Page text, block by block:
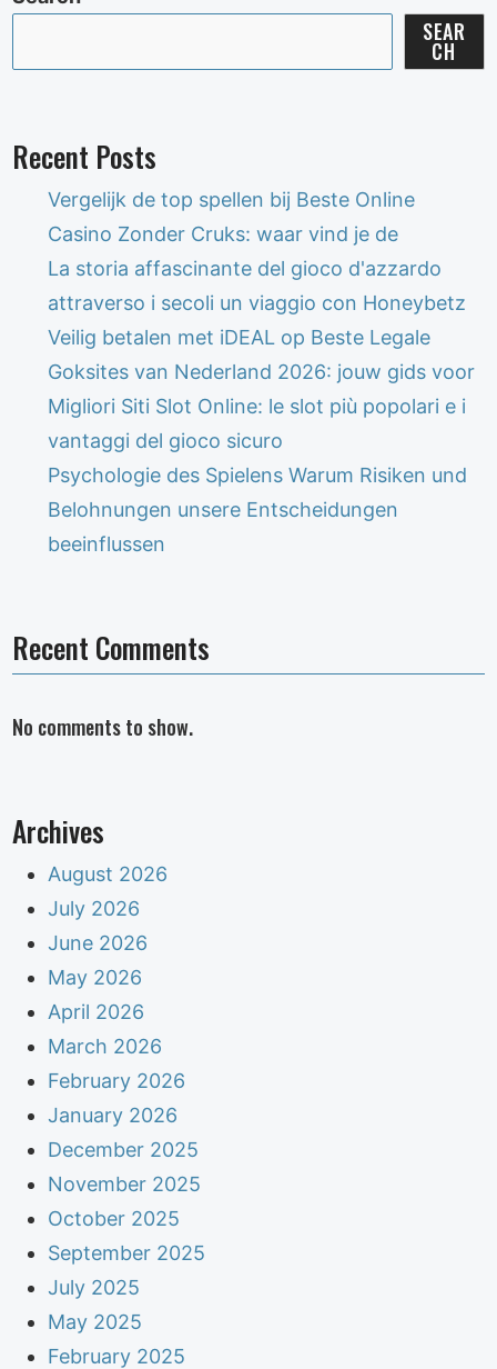
SEAR
CH
Recent Posts
Vergelijk de top spellen bij Beste Online
Casino Zonder Cruks: waar vind je de
La storia affascinante del gioco d'azzardo
attraverso i secoli un viaggio con Honeybetz
Veilig betalen met iDEAL op Beste Legale
Goksites van Nederland 2026: jouw gids voor
Migliori Siti Slot Online: le slot più popolari e i
vantaggi del gioco sicuro
Psychologie des Spielens Warum Risiken und
Belohnungen unsere Entscheidungen
beeinflussen
Recent Comments
No comments to show.
Archives
August 2026
July 2026
June 2026
May 2026
April 2026
March 2026
February 2026
January 2026
December 2025
November 2025
October 2025
September 2025
July 2025
May 2025
February 2025